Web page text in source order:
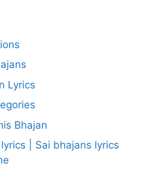
Lyrics
Bhajan
| Sai bhajans lyrics